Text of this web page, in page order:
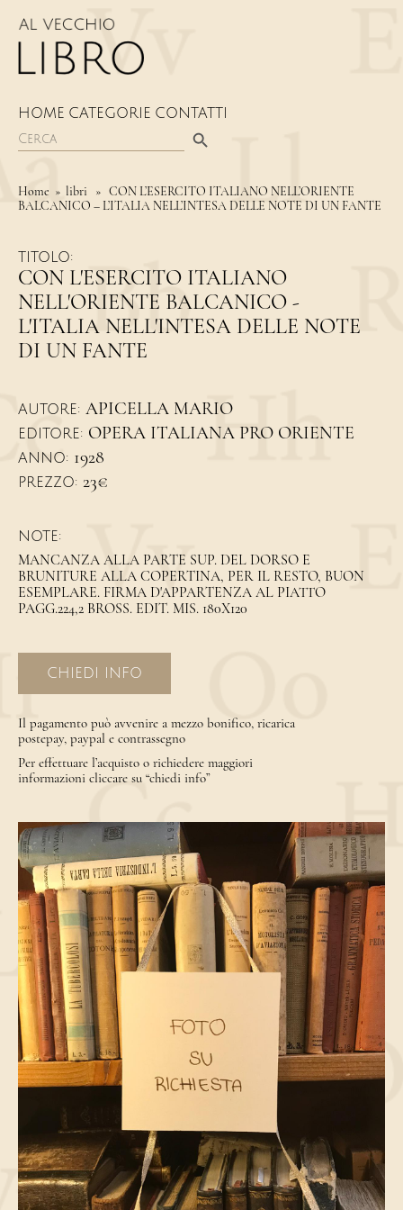
HOME CATEGORIE CONTATTI
Search
for:
Home » libri » CON L’ESERCITO ITALIANO NELL’ORIENTE
BALCANICO – L’ITALIA NELL’INTESA DELLE NOTE DI UN FANTE
TITOLO:
CON L'ESERCITO ITALIANO
NELL'ORIENTE BALCANICO -
L'ITALIA NELL'INTESA DELLE NOTE
DI UN FANTE
AUTORE: APICELLA MARIO
EDITORE: OPERA ITALIANA PRO ORIENTE
ANNO: 1928
PREZZO: 23€
NOTE:
MANCANZA ALLA PARTE SUP. DEL DORSO E
BRUNITURE ALLA COPERTINA, PER IL RESTO, BUON
ESEMPLARE. FIRMA D'APPARTENZA AL PIATTO
PAGG.224,2 BROSS. EDIT. MIS. 180X120
CHIEDI INFO
Il pagamento può avvenire a mezzo bonifico, ricarica
postepay, paypal e contrassegno
Per effettuare l’acquisto o richiedere maggiori
informazioni cliccare su “chiedi info”